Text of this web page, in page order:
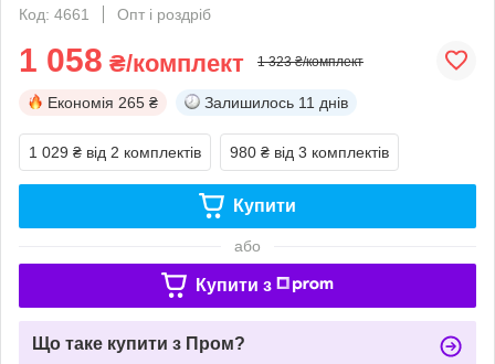
Код: 4661
Опт і роздріб
1 058 ₴/комплект 1 323 ₴/комплект
Економія 265 ₴ Залишилось 11 днів
1 029 ₴ від 2 комплектів 980 ₴ від 3 комплектів
Купити
або
Купити з
Що таке купити з Пром?